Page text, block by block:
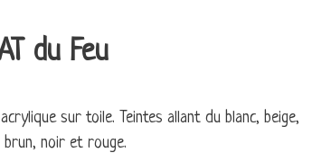
LES ENFANTS DE LA TERRE
du Feu
sur toile. Teintes allant du blanc, beige,
brun, noir et rouge.